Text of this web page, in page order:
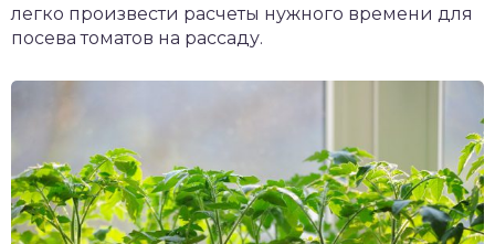
легко произвести расчеты нужного времени для
посева томатов на рассаду.